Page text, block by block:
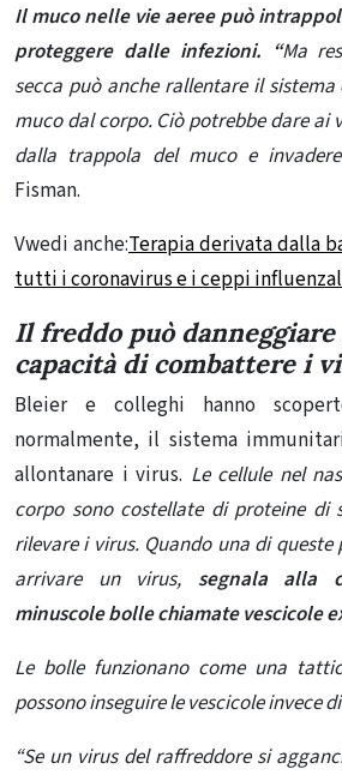
Il muco nelle vie aeree può
proteggere dalle infezioni. “Ma
secca può anche rallentare il
muco dal corpo. Ciò potrebbe dare ai
dalla trappola del muco e
Fisman.
Vwedi anche:Terapia derivata dalla
tutti i coronavirus e i ceppi
Il freddo può
capacità di combattere i
Bleier e colleghi hanno
normalmente, il sistema
allontanare i virus. Le cellule nel
corpo sono costellate di proteine ​​​​di
rilevare i virus. Quando una di queste
arrivare un virus, segnala alla
minuscole bolle chiamate vescicole
Le bolle funzionano come una
possono inseguire le vescicole invece
“Se un virus del raffreddore si